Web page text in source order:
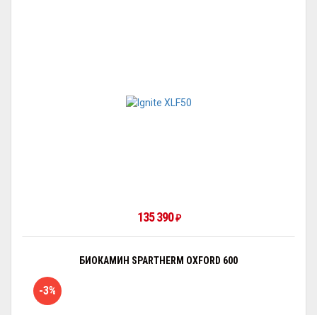
135 390₽
БИОКАМИН SPARTHERM OXFORD 600
-3%